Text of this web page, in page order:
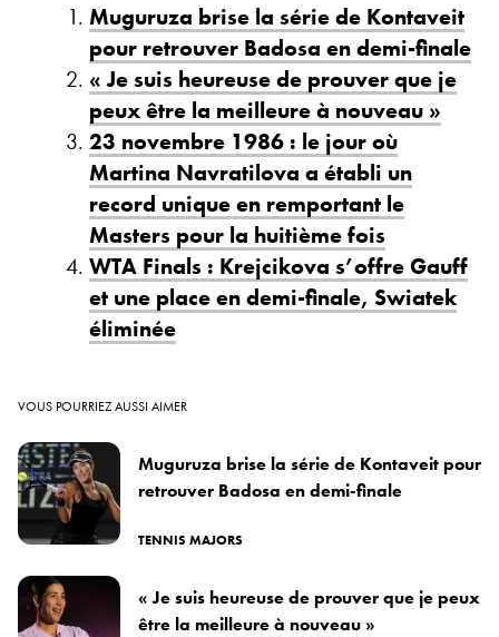
Muguruza brise la série de Kontaveit
pour retrouver Badosa en demi-finale
« Je suis heureuse de prouver que je
peux être la meilleure à nouveau »
23 novembre 1986 : le jour où
Martina Navratilova a établi un
record unique en remportant le
Masters pour la huitième fois
WTA Finals : Krejcikova s’offre Gauff
et une place en demi-finale, Swiatek
éliminée
VOUS POURRIEZ AUSSI AIMER
Muguruza brise la série de Kontaveit pour
retrouver Badosa en demi-finale
TENNIS MAJORS
« Je suis heureuse de prouver que je peux
être la meilleure à nouveau »